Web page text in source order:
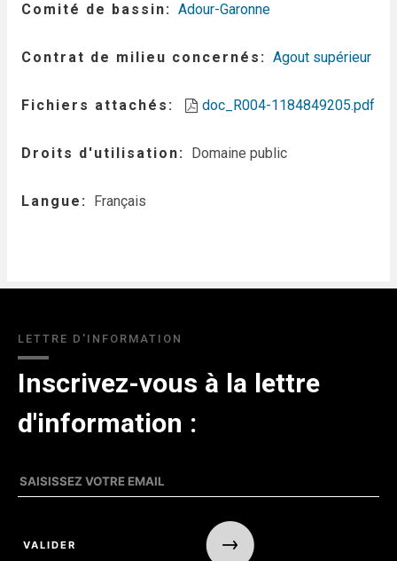
Comité de bassin Adour-Garonne
Contrat de milieu concernés Agout supérieur
Fichiers attachés doc_R004-1184849205.pdf
Droits d'utilisation Domaine public
Langue Français
LETTRE D'INFORMATION
Inscrivez-vous à la lettre
d'information :